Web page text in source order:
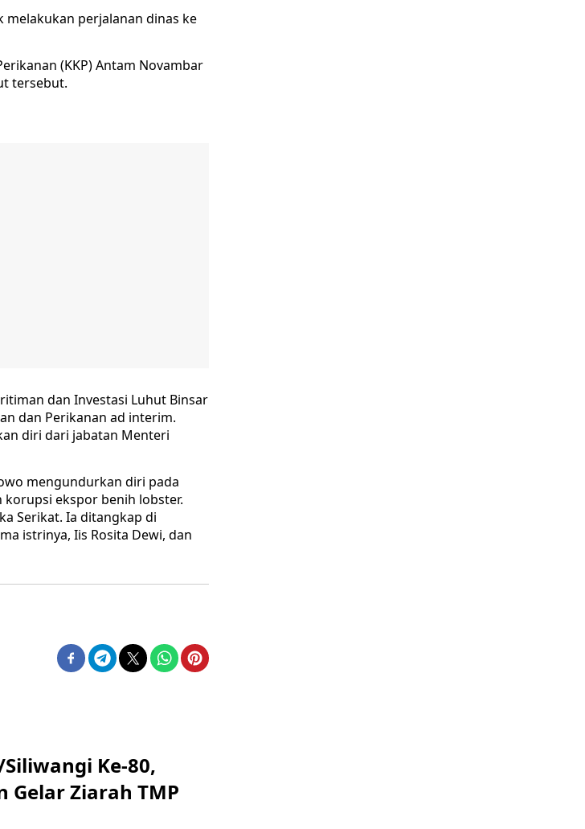
melakukan perjalanan dinas ke
(KKP) Antam Novambar
tersebut.
dan Investasi Luhut Binsar
dan Perikanan ad interim.
diri dari jabatan Menteri
mengundurkan diri pada
korupsi ekspor benih lobster.
Serikat. Ia ditangkap di
istrinya, Iis Rosita Dewi, dan
Ke-80,
Gelar Ziarah TMP